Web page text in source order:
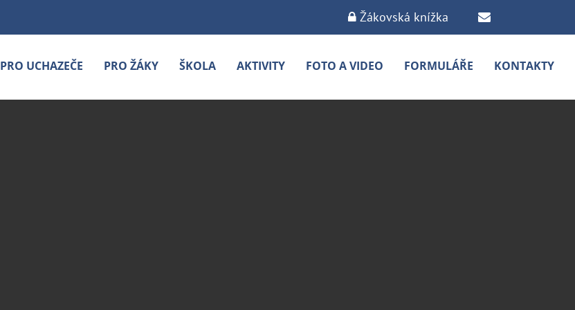
Žákovská knížka
PRO UCHAZEČE PRO ŽÁKY ŠKOLA AKTIVITY FOTO A VIDEO FORMULÁŘE KONTAKTY